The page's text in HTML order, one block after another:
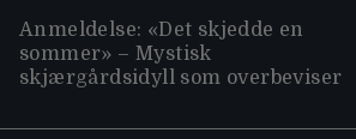
Anmeldelse: «Det skjedde en
sommer» – Mystisk
skjærgårdsidyll som overbeviser